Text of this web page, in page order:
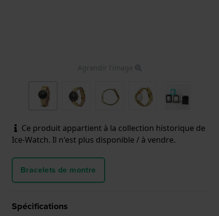
Agrandir l'image
Ce produit appartient à la collection historique de
Ice-Watch. Il n'est plus disponible / à vendre.
Bracelets de montre
Spécifications